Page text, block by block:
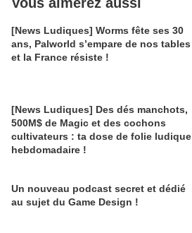
[News Ludiques] Worms fête ses 30
ans, Palworld s’empare de nos tables
et la France résiste !
[News Ludiques] Des dés manchots,
500M$ de Magic et des cochons
cultivateurs : ta dose de folie ludique
hebdomadaire !
Un nouveau podcast secret et dédié
au sujet du Game Design !